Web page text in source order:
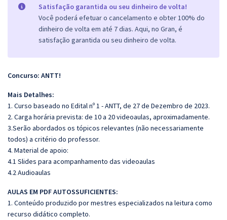
Satisfação garantida ou seu dinheiro de volta!
Você poderá efetuar o cancelamento e obter 100% do
dinheiro de volta em até 7 dias. Aqui, no Gran, é
satisfação garantida ou seu dinheiro de volta.
Concurso: ANTT!
Mais Detalhes:
1. Curso baseado no Edital nº 1 - ANTT, de 27 de Dezembro de 2023.
2. Carga horária prevista: de 10 a 20 videoaulas, aproximadamente.
3.Serão abordados os tópicos relevantes (não necessariamente
todos) a critério do professor.
4. Material de apoio:
4.1 Slides para acompanhamento das videoaulas
4.2 Audioaulas
AULAS EM PDF AUTOSSUFICIENTES:
1. Conteúdo produzido por mestres especializados na leitura como
recurso didático completo.